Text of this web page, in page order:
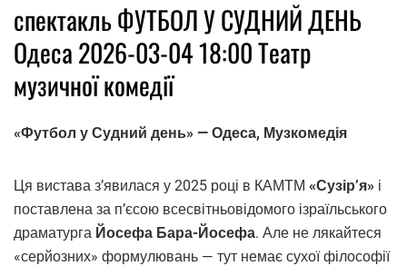
спектакль ФУТБОЛ У СУДНИЙ ДЕНЬ
Одеса 2026-03-04 18:00 Театр
музичної комедії
«Футбол у Судний день» — Одеса, Музкомедія
Ця вистава з’явилася у 2025 році в КАМТМ «Сузір’я» і
поставлена за п’єсою всесвітньовідомого ізраїльського
драматурга Йосефа Бара-Йосефа. Але не лякайтеся
«серйозних» формулювань — тут немає сухої філософії